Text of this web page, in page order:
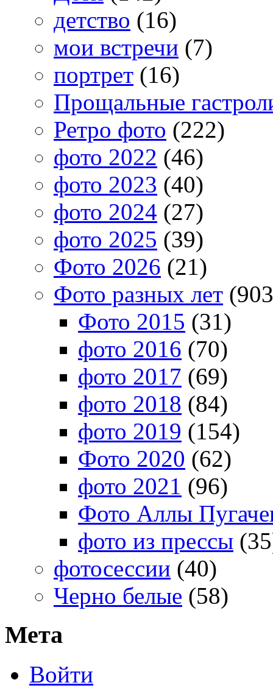
детство (16)
мои встречи (7)
портрет (16)
Прощальные
Ретро фото (222)
фото 2022 (46)
фото 2023 (40)
фото 2024 (27)
фото 2025 (39)
Фото 2026 (21)
Фото разных лет
Фото 2015 (31)
фото 2016 (70)
фото 2017 (69)
фото 2018 (84)
фото 2019 (154)
Фото 2020 (62)
фото 2021 (96)
Фото Аллы
фото из прессы
фотосессии (40)
Черно белые (58)
Мета
Войти